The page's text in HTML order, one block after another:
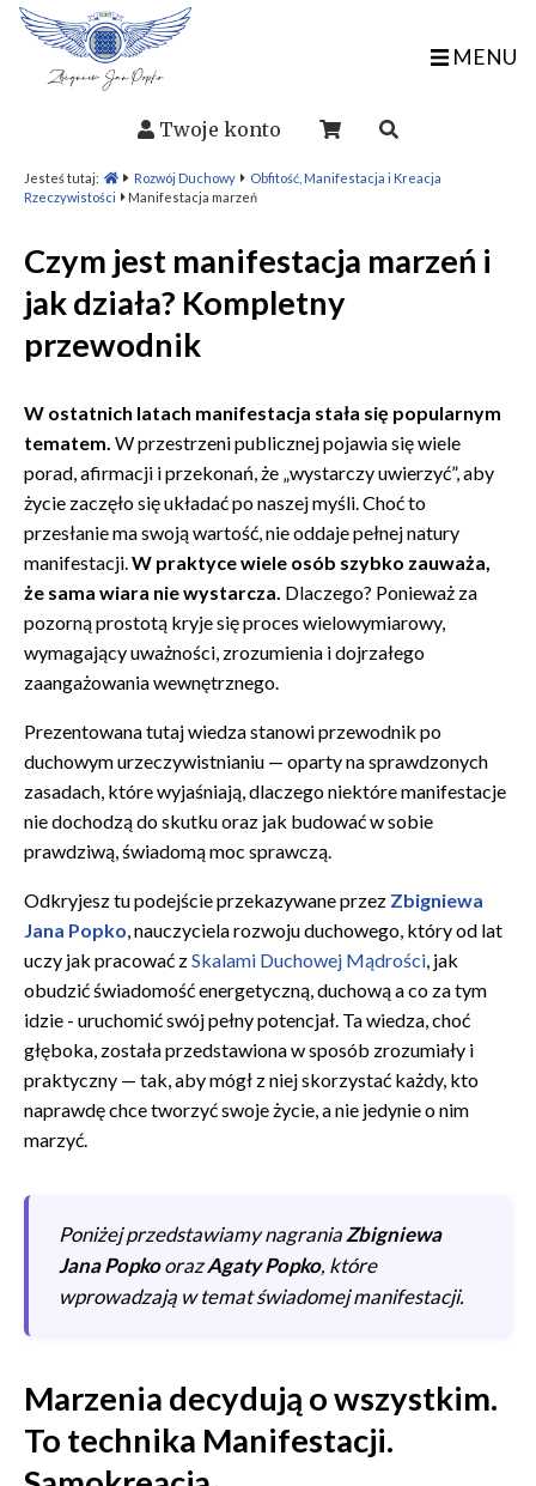
MENU
Twoje konto
Jesteś tutaj: Rozwój Duchowy
Obfitość, Manifestacja i Kreacja
Rzeczywistości
Manifestacja marzeń
Czym jest manifestacja marzeń i
jak działa? Kompletny
przewodnik
W ostatnich latach manifestacja stała się popularnym
tematem. W przestrzeni publicznej pojawia się wiele
porad, afirmacji i przekonań, że „wystarczy uwierzyć”, aby
życie zaczęło się układać po naszej myśli. Choć to
przesłanie ma swoją wartość, nie oddaje pełnej natury
manifestacji.W praktyce wiele osób szybko zauważa,
że sama wiara nie wystarcza. Dlaczego? Ponieważ za
pozorną prostotą kryje się proces wielowymiarowy,
wymagający uważności, zrozumienia i dojrzałego
zaangażowania wewnętrznego.
Prezentowana tutaj wiedza stanowi przewodnik po
duchowym urzeczywistnianiu — oparty na sprawdzonych
zasadach, które wyjaśniają, dlaczego niektóre manifestacje
nie dochodzą do skutku oraz jak budować w sobie
prawdziwą, świadomą moc sprawczą.
Odkryjesz tu podejście przekazywane przez Zbigniewa
Jana Popko, nauczyciela rozwoju duchowego, który od lat
uczy jak pracować zSkalami Duchowej Mądrości, jak
obudzić świadomość energetyczną, duchową a co za tym
idzie - uruchomić swój pełny potencjał. Ta wiedza, choć
głęboka, została przedstawiona w sposób zrozumiały i
praktyczny — tak, aby mógł z niej skorzystać każdy, kto
naprawdę chce tworzyć swoje życie, a nie jedynie o nim
marzyć.
Poniżej przedstawiamy nagraniaZbigniewa
Jana PopkoorazAgaty Popko, które
wprowadzają w temat świadomej manifestacji.
Marzenia decydują o wszystkim.
To technika Manifestacji.